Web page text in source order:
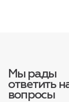
Мы рады
ответить
вопросы